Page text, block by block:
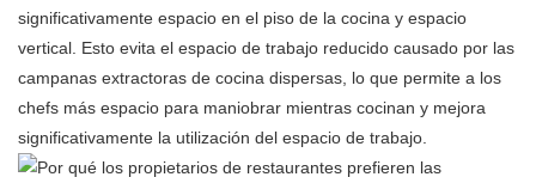
significativamente espacio en el piso de la cocina y espacio
vertical. Esto evita el espacio de trabajo reducido causado por las
campanas extractoras de cocina dispersas, lo que permite a los
chefs más espacio para maniobrar mientras cocinan y mejora
significativamente la utilización del espacio de trabajo.